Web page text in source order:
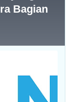
Bagian